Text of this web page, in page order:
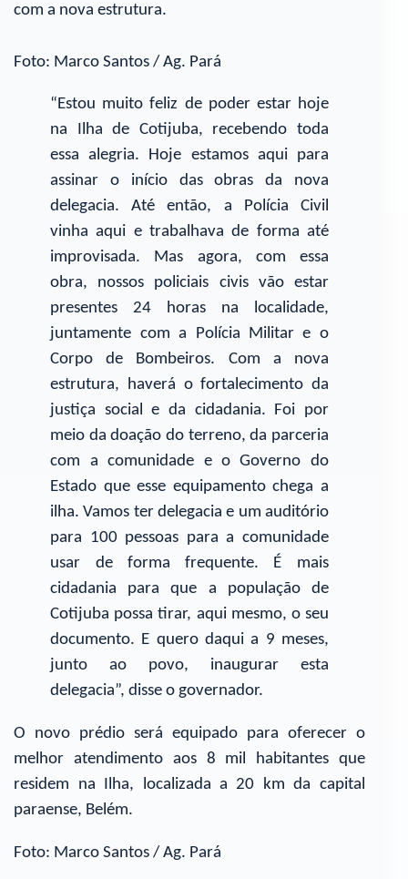
com a nova estrutura.
Foto: Marco Santos / Ag. Pará
“Estou muito feliz de poder estar hoje
na Ilha de Cotijuba, recebendo toda
essa alegria. Hoje estamos aqui para
assinar o início das obras da nova
delegacia. Até então, a Polícia Civil
vinha aqui e trabalhava de forma até
improvisada. Mas agora, com essa
obra, nossos policiais civis vão estar
presentes 24 horas na localidade,
juntamente com a Polícia Militar e o
Corpo de Bombeiros. Com a nova
estrutura, haverá o fortalecimento da
justiça social e da cidadania. Foi por
meio da doação do terreno, da parceria
com a comunidade e o Governo do
Estado que esse equipamento chega a
ilha. Vamos ter delegacia e um auditório
para 100 pessoas para a comunidade
usar de forma frequente. É mais
cidadania para que a população de
Cotijuba possa tirar, aqui mesmo, o seu
documento. E quero daqui a 9 meses,
junto ao povo, inaugurar esta
delegacia”, disse o governador.
O novo prédio será equipado para oferecer o
melhor atendimento aos 8 mil habitantes que
residem na Ilha, localizada a 20 km da capital
paraense, Belém.
Foto: Marco Santos / Ag. Pará